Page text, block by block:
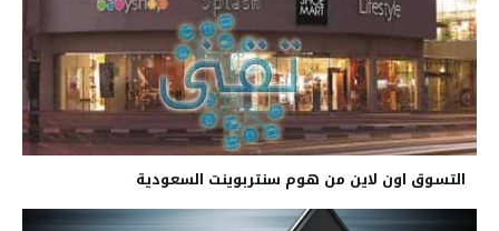
التسوق اون لاين من هوم سنتربوينت السعودية